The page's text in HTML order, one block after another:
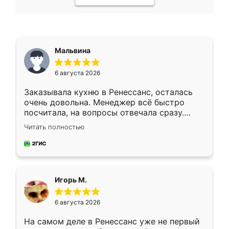
Мальвина
6 августа 2026
Заказывала кухню в Ренессанс, осталась
очень довольна. Менеджер всё быстро
посчитала, на вопросы отвечала сразу.
Замерщик приехал в субботу, подошёл к
делу со всей ответственностью. Собрали
за день, ребята работали аккуратно, даже
Читать полностью
Игорь М.
6 августа 2026
На самом деле в Ренессанс уже не первый